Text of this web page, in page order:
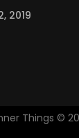
2019
Things ©